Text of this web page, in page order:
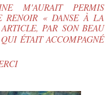
M'AURAIT PERMIS
RENOIR « DANSE À LA
PAR SON BEAU
ÉTAIT ACCOMPAGNÉ